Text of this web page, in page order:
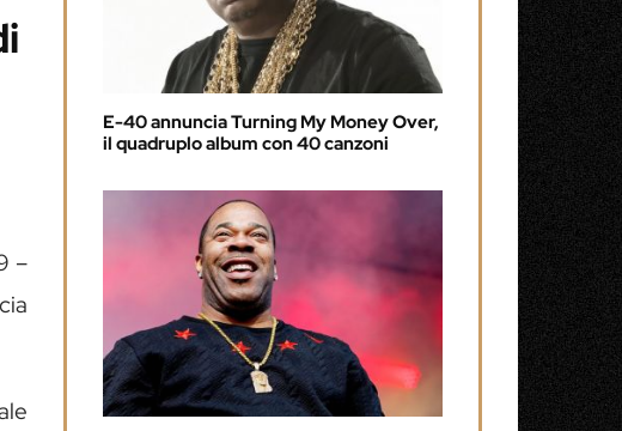
–
E-40 annuncia Turning My Money Over,
il quadruplo album con 40 canzoni